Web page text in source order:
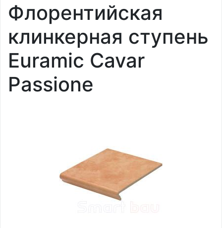
Флорентийская
клинкерная ступень
Euramic Cavar
Passione